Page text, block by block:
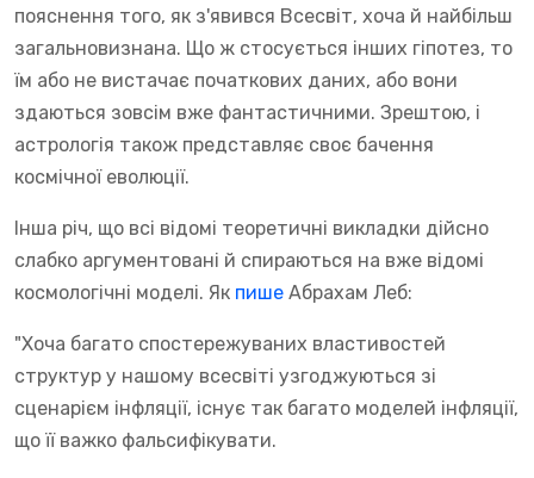
пояснення того, як з'явився Всесвіт, хоча й найбільш
загальновизнана. Що ж стосується інших гіпотез, то
їм або не вистачає початкових даних, або вони
здаються зовсім вже фантастичними. Зрештою, і
астрологія також представляє своє бачення
космічної еволюції.
Інша річ, що всі відомі теоретичні викладки дійсно
слабко аргументовані й спираються на вже відомі
космологічні моделі. Як пише Абрахам Леб:
"Хоча багато спостережуваних властивостей
структур у нашому всесвіті узгоджуються зі
сценарієм інфляції, існує так багато моделей інфляції,
що її важко фальсифікувати.